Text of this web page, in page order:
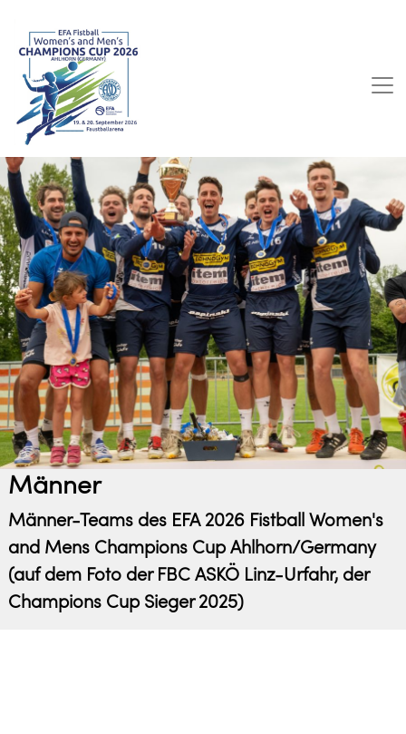
EFA 2026 Fistball
Männer
Männer-Teams des EFA 2026 Fistball Women's
and Mens Champions Cup Ahlhorn/Germany
(auf dem Foto der FBC ASKÖ Linz-Urfahr, der
Champions Cup Sieger 2025)